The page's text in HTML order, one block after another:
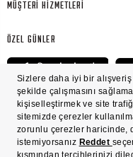
MÜŞTERİ HİZMETLERİ
ÖZEL GÜNLER
© Victoria's Secret Shaya
markasıdır. Her hakkı saklıdır.
Süreç Bazlı